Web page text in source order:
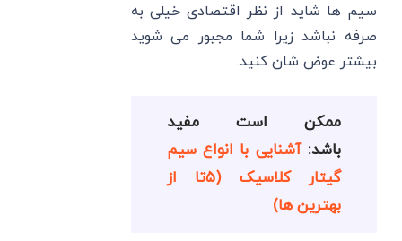
سیم ها شاید از نظر اقتصادی خیلی به
صرفه نباشد زیرا شما مجبور می شوید
بیشتر عوض شان کنید.
ممکن است مفید
باشد:آشنایی با انواع سیم
گیتار کلاسیک (۵تا از
بهترین ها)